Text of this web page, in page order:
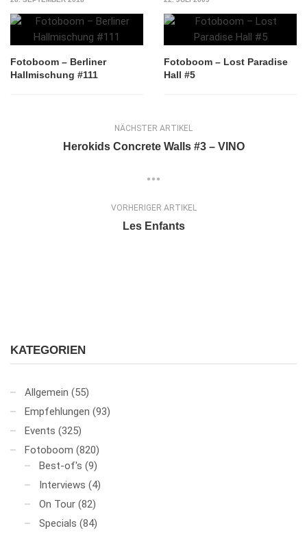
Fotoboom – Berliner
Hallmischung #111
Fotoboom – Lost Paradise
Hall #5
NÄCHSTER ARTIKEL
Herokids Concrete Walls #3 – VINO
VORHERIGER ARTIKEL
Les Enfants
KATEGORIEN
Allgemein (55)
Empfehlungen (93)
Events (325)
Fotoboom (820)
Best-of's (9)
Interviews (4)
On Tour (82)
Specials (84)